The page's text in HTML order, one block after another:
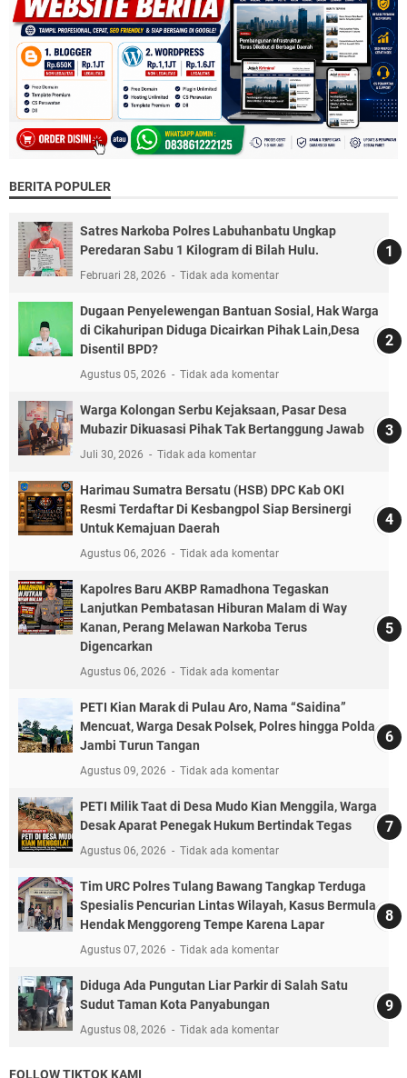
BERITA POPULER
Satres Narkoba Polres Labuhanbatu Ungkap
Peredaran Sabu 1 Kilogram di Bilah Hulu.
Februari 28, 2026 Tidak ada komentar
Dugaan Penyelewengan Bantuan Sosial, Hak Warga
di Cikahuripan Diduga Dicairkan Pihak Lain,Desa
Disentil BPD?
Agustus 05, 2026 Tidak ada komentar
Warga Kolongan Serbu Kejaksaan, Pasar Desa
Mubazir Dikuasasi Pihak Tak Bertanggung Jawab
Juli 30, 2026 Tidak ada komentar
Harimau Sumatra Bersatu (HSB) DPC Kab OKI
Resmi Terdaftar Di Kesbangpol Siap Bersinergi
Untuk Kemajuan Daerah
Agustus 06, 2026 Tidak ada komentar
Kapolres Baru AKBP Ramadhona Tegaskan
Lanjutkan Pembatasan Hiburan Malam di Way
Kanan, Perang Melawan Narkoba Terus
Digencarkan
Agustus 06, 2026 Tidak ada komentar
PETI Kian Marak di Pulau Aro, Nama “Saidina”
Mencuat, Warga Desak Polsek, Polres hingga Polda
Jambi Turun Tangan
Agustus 09, 2026 Tidak ada komentar
PETI Milik Taat di Desa Mudo Kian Menggila, Warga
Desak Aparat Penegak Hukum Bertindak Tegas
Agustus 06, 2026 Tidak ada komentar
Tim URC Polres Tulang Bawang Tangkap Terduga
Spesialis Pencurian Lintas Wilayah, Kasus Bermula
Hendak Menggoreng Tempe Karena Lapar
Agustus 07, 2026 Tidak ada komentar
Diduga Ada Pungutan Liar Parkir di Salah Satu
Sudut Taman Kota Panyabungan
Agustus 08, 2026 Tidak ada komentar
FOLLOW TIKTOK KAMI